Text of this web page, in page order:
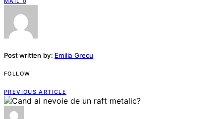
Post written by: Emilia Grecu
FOLLOW
PREVIOUS ARTICLE